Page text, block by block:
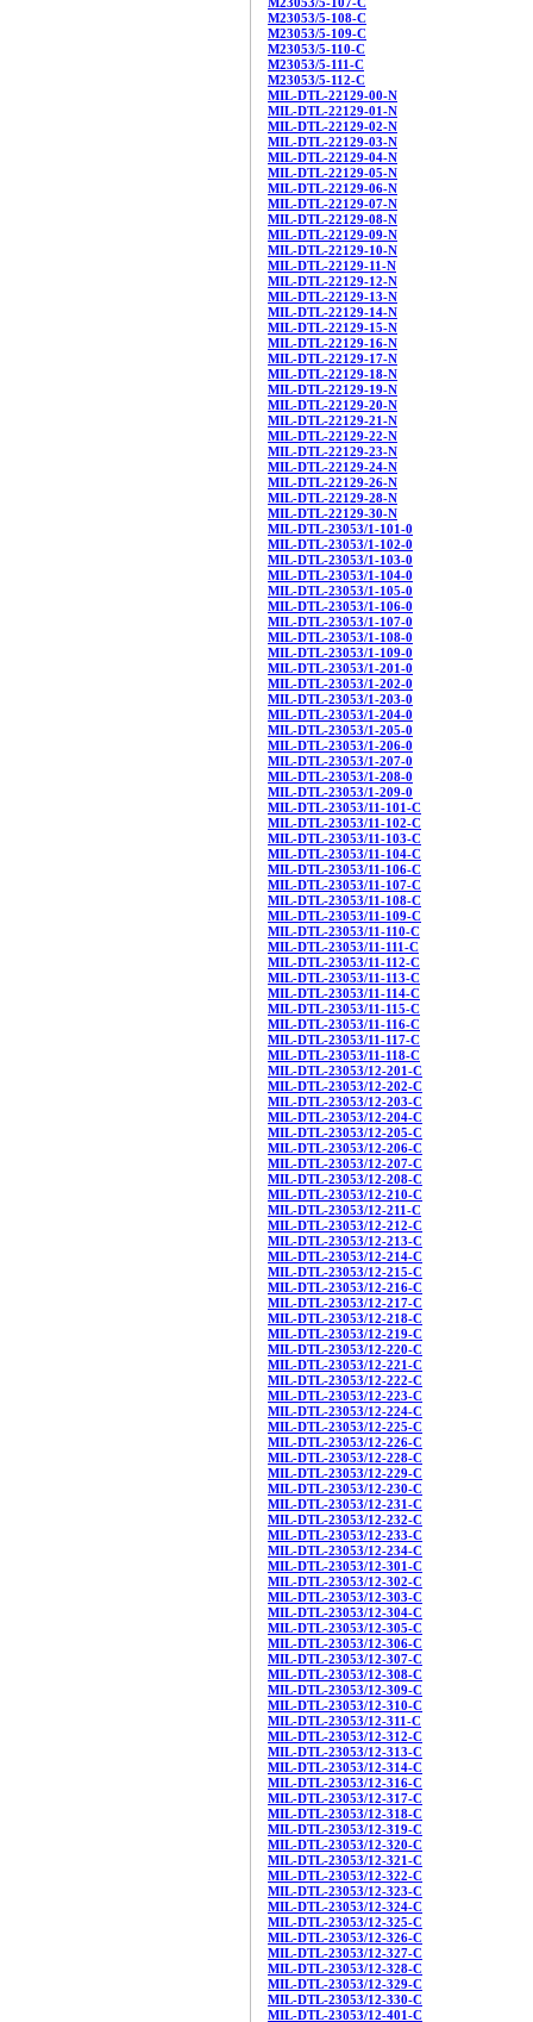
M23053/5-108-C
M23053/5-109-C
M23053/5-110-C
M23053/5-111-C
M23053/5-112-C
MIL-DTL-22129-00-N
MIL-DTL-22129-01-N
MIL-DTL-22129-02-N
MIL-DTL-22129-03-N
MIL-DTL-22129-04-N
MIL-DTL-22129-05-N
MIL-DTL-22129-06-N
MIL-DTL-22129-07-N
MIL-DTL-22129-08-N
MIL-DTL-22129-09-N
MIL-DTL-22129-10-N
MIL-DTL-22129-11-N
MIL-DTL-22129-12-N
MIL-DTL-22129-13-N
MIL-DTL-22129-14-N
MIL-DTL-22129-15-N
MIL-DTL-22129-16-N
MIL-DTL-22129-17-N
MIL-DTL-22129-18-N
MIL-DTL-22129-19-N
MIL-DTL-22129-20-N
MIL-DTL-22129-21-N
MIL-DTL-22129-22-N
MIL-DTL-22129-23-N
MIL-DTL-22129-24-N
MIL-DTL-22129-26-N
MIL-DTL-22129-28-N
MIL-DTL-22129-30-N
MIL-DTL-23053/1-101-0
MIL-DTL-23053/1-102-0
MIL-DTL-23053/1-103-0
MIL-DTL-23053/1-104-0
MIL-DTL-23053/1-105-0
MIL-DTL-23053/1-106-0
MIL-DTL-23053/1-107-0
MIL-DTL-23053/1-108-0
MIL-DTL-23053/1-109-0
MIL-DTL-23053/1-201-0
MIL-DTL-23053/1-202-0
MIL-DTL-23053/1-203-0
MIL-DTL-23053/1-204-0
MIL-DTL-23053/1-205-0
MIL-DTL-23053/1-206-0
MIL-DTL-23053/1-207-0
MIL-DTL-23053/1-208-0
MIL-DTL-23053/1-209-0
MIL-DTL-23053/11-101-C
MIL-DTL-23053/11-102-C
MIL-DTL-23053/11-103-C
MIL-DTL-23053/11-104-C
MIL-DTL-23053/11-106-C
MIL-DTL-23053/11-107-C
MIL-DTL-23053/11-108-C
MIL-DTL-23053/11-109-C
MIL-DTL-23053/11-110-C
MIL-DTL-23053/11-111-C
MIL-DTL-23053/11-112-C
MIL-DTL-23053/11-113-C
MIL-DTL-23053/11-114-C
MIL-DTL-23053/11-115-C
MIL-DTL-23053/11-116-C
MIL-DTL-23053/11-117-C
MIL-DTL-23053/11-118-C
MIL-DTL-23053/12-201-C
MIL-DTL-23053/12-202-C
MIL-DTL-23053/12-203-C
MIL-DTL-23053/12-204-C
MIL-DTL-23053/12-205-C
MIL-DTL-23053/12-206-C
MIL-DTL-23053/12-207-C
MIL-DTL-23053/12-208-C
MIL-DTL-23053/12-210-C
MIL-DTL-23053/12-211-C
MIL-DTL-23053/12-212-C
MIL-DTL-23053/12-213-C
MIL-DTL-23053/12-214-C
MIL-DTL-23053/12-215-C
MIL-DTL-23053/12-216-C
MIL-DTL-23053/12-217-C
MIL-DTL-23053/12-218-C
MIL-DTL-23053/12-219-C
MIL-DTL-23053/12-220-C
MIL-DTL-23053/12-221-C
MIL-DTL-23053/12-222-C
MIL-DTL-23053/12-223-C
MIL-DTL-23053/12-224-C
MIL-DTL-23053/12-225-C
MIL-DTL-23053/12-226-C
MIL-DTL-23053/12-228-C
MIL-DTL-23053/12-229-C
MIL-DTL-23053/12-230-C
MIL-DTL-23053/12-231-C
MIL-DTL-23053/12-232-C
MIL-DTL-23053/12-233-C
MIL-DTL-23053/12-234-C
MIL-DTL-23053/12-301-C
MIL-DTL-23053/12-302-C
MIL-DTL-23053/12-303-C
MIL-DTL-23053/12-304-C
MIL-DTL-23053/12-305-C
MIL-DTL-23053/12-306-C
MIL-DTL-23053/12-307-C
MIL-DTL-23053/12-308-C
MIL-DTL-23053/12-309-C
MIL-DTL-23053/12-310-C
MIL-DTL-23053/12-311-C
MIL-DTL-23053/12-312-C
MIL-DTL-23053/12-313-C
MIL-DTL-23053/12-314-C
MIL-DTL-23053/12-316-C
MIL-DTL-23053/12-317-C
MIL-DTL-23053/12-318-C
MIL-DTL-23053/12-319-C
MIL-DTL-23053/12-320-C
MIL-DTL-23053/12-321-C
MIL-DTL-23053/12-322-C
MIL-DTL-23053/12-323-C
MIL-DTL-23053/12-324-C
MIL-DTL-23053/12-325-C
MIL-DTL-23053/12-326-C
MIL-DTL-23053/12-327-C
MIL-DTL-23053/12-328-C
MIL-DTL-23053/12-329-C
MIL-DTL-23053/12-330-C
MIL-DTL-23053/12-401-C